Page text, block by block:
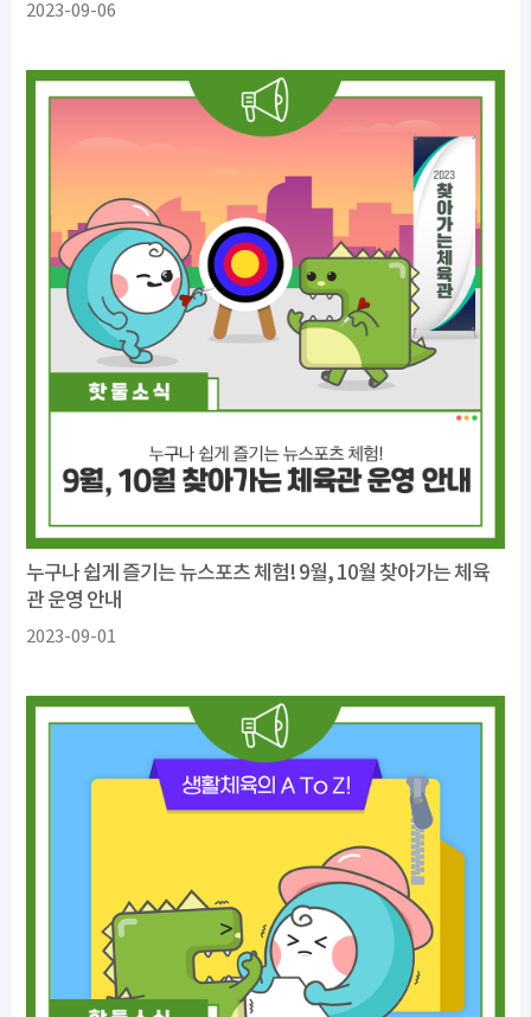
2023-09-06
누구나 쉽게 즐기는 뉴스포츠 체험! 9월, 10월 찾아가는 체육
관 운영 안내
2023-09-01